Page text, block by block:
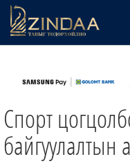
ТВ8
ӨГЛӨӨНИЙ СОНИН
АУДИО ЗОХИОЛ
ЗИНДАА СЭТГҮҮЛ
Спорт
байгуулалтын